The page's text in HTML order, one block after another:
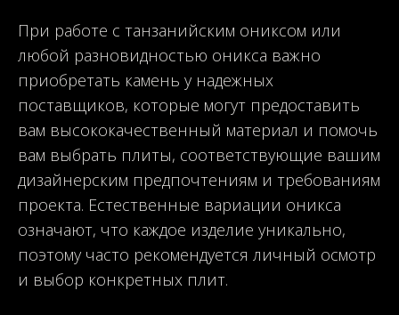
При работе с танзанийским ониксом или
любой разновидностью оникса важно
приобретать камень у надежных
поставщиков, которые могут предоставить
вам высококачественный материал и помочь
вам выбрать плиты, соответствующие вашим
дизайнерским предпочтениям и требованиям
проекта. Естественные вариации оникса
означают, что каждое изделие уникально,
поэтому часто рекомендуется личный осмотр
и выбор конкретных плит.